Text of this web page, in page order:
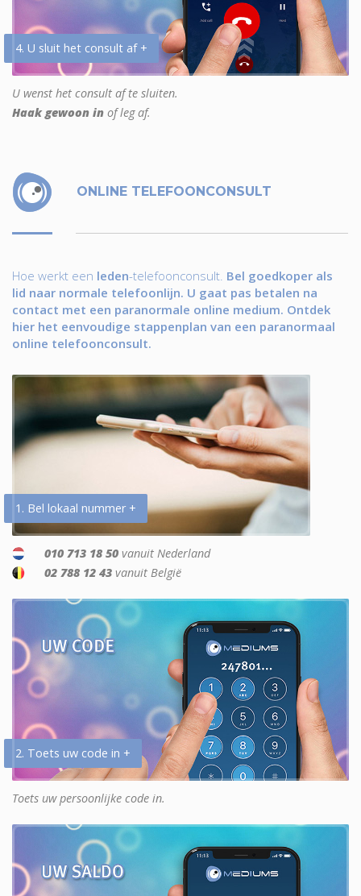
4. U sluit het consult af +
U wenst het consult af te sluiten.
Haak gewoon in of leg af.
ONLINE TELEFOONCONSULT
Hoe werkt een leden-telefoonconsult. Bel goedkoper als
lid naar normale telefoonlijn. U gaat pas betalen na
contact met een paranormale online medium. Ontdek
hier het eenvoudige stappenplan van een paranormaal
online telefoonconsult.
1. Bel lokaal nummer +
010 713 18 50 vanuit Nederland
02 788 12 43 vanuit België
2. Toets uw code in +
Toets uw persoonlijke code in.